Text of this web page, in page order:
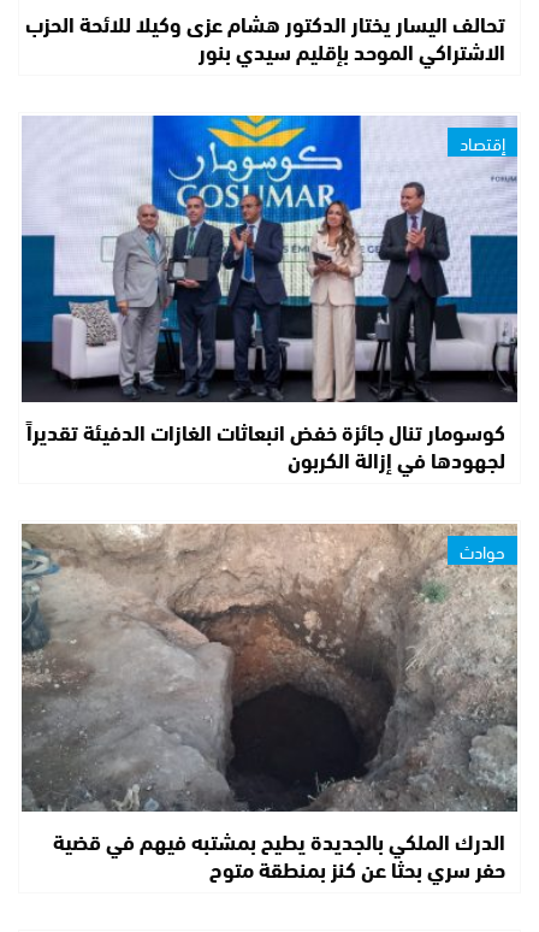
تحالف اليسار يختار الدكتور هشام عزى وكيلا للائحة الحزب
الاشتراكي الموحد بإقليم سيدي بنور
إقتصاد
كوسومار تنال جائزة خفض انبعاثات الغازات الدفيئة تقديراً
لجهودها في إزالة الكربون
حوادث
الدرك الملكي بالجديدة يطيح بمشتبه فيهم في قضية
حفر سري بحثا عن كنز بمنطقة متوح